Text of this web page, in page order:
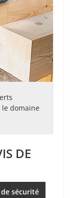
domaine
DE
sécurité